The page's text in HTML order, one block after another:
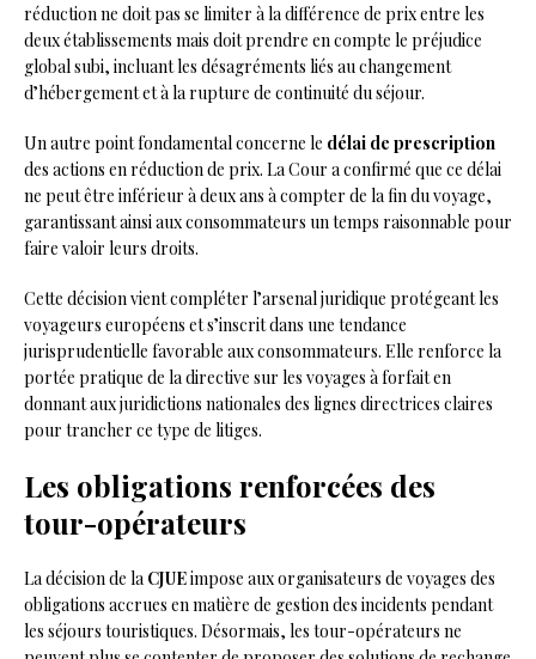
réduction ne doit pas se limiter à la différence de prix entre les
deux établissements mais doit prendre en compte le préjudice
global subi, incluant les désagréments liés au changement
d’hébergement et à la rupture de continuité du séjour.
Un autre point fondamental concerne le délai de prescription
des actions en réduction de prix. La Cour a confirmé que ce délai
ne peut être inférieur à deux ans à compter de la fin du voyage,
garantissant ainsi aux consommateurs un temps raisonnable pour
faire valoir leurs droits.
Cette décision vient compléter l’arsenal juridique protégeant les
voyageurs européens et s’inscrit dans une tendance
jurisprudentielle favorable aux consommateurs. Elle renforce la
portée pratique de la directive sur les voyages à forfait en
donnant aux juridictions nationales des lignes directrices claires
pour trancher ce type de litiges.
Les obligations renforcées des
tour-opérateurs
La décision de la CJUEimpose aux organisateurs de voyages des
obligations accrues en matière de gestion des incidents pendant
les séjours touristiques. Désormais, les tour-opérateurs ne